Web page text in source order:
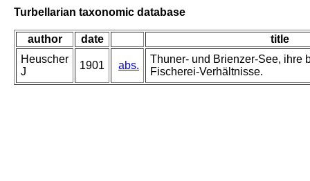
Turbellarian taxonomic database
author date
title
Heuscher
J
1901 abs.
Thuner- und Brienzer-See, ihre
Fischerei-Verhältnisse.